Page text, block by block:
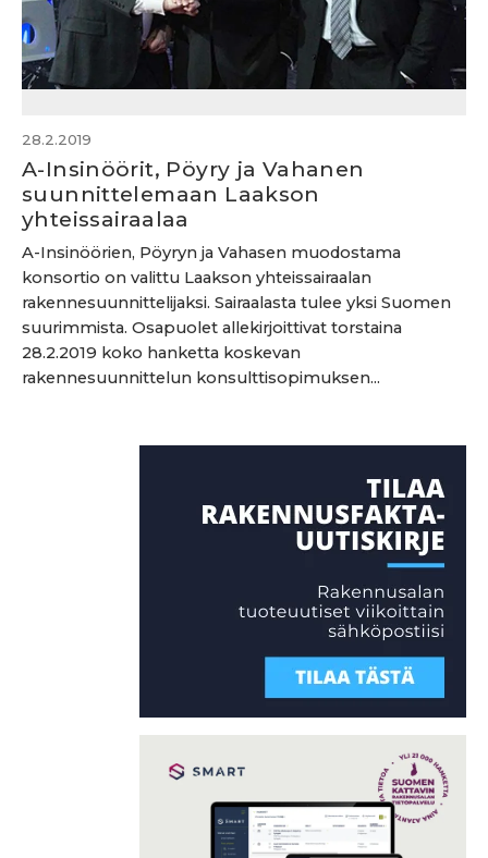
28.2.2019
A-Insinöörit, Pöyry ja Vahanen
suunnittelemaan Laakson
yhteissairaalaa
A-Insinöörien, Pöyryn ja Vahasen muodostama
konsortio on valittu Laakson yhteissairaalan
rakennesuunnittelijaksi. Sairaalasta tulee yksi Suomen
suurimmista. Osapuolet allekirjoittivat torstaina
28.2.2019 koko hanketta koskevan
rakennesuunnittelun konsulttisopimuksen...